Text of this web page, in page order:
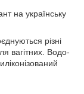
на українську
різні
вагітних. Водо-